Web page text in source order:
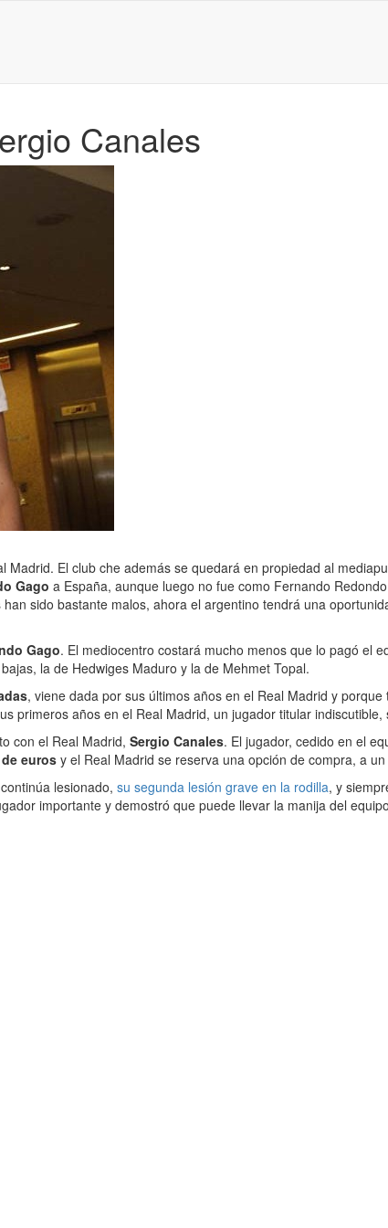
Canales
El club che además se quedará en propiedad al
Gago a España, aunque luego no fue como Fernando
sido bastante malos, ahora el argentino tendrá una
Gago. El mediocentro costará mucho menos que lo pagó el
la de Hedwiges Maduro y la de Mehmet Topal.
, viene dada por sus últimos años en el Real Madrid y
primeros años en el Real Madrid, un jugador titular
con el Real Madrid, Sergio Canales. El jugador, cedido en el
eurosy el Real Madrid se reserva una opción de compra, a
lesionado, su segunda lesión grave en la rodilla, y
importante y demostró que puede llevar la manija del